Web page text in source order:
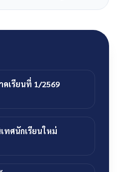
คเรียนที่ 1/2569
ทศนักเรียนใหม่